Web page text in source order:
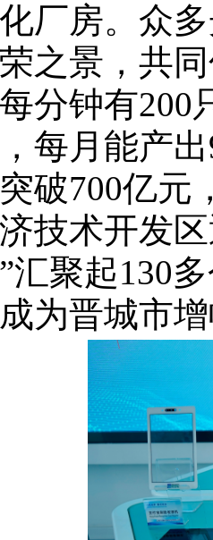
厂房。众
之景，共
分钟有200
每月能产
破700亿元
技术开发
汇聚起130
为晋城市